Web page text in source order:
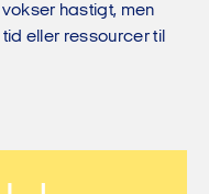
hastigt, men
eller ressourcer til